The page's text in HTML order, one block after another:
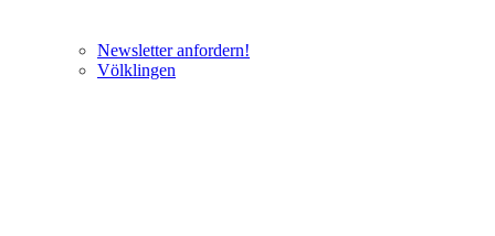
Newsletter anfordern!
Völklingen